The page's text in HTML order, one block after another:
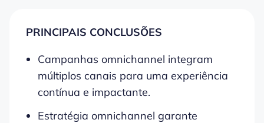
PRINCIPAIS CONCLUSÕES
Campanhas omnichannel integram
múltiplos canais para uma experiência
contínua e impactante.
Estratégia omnichannel garante